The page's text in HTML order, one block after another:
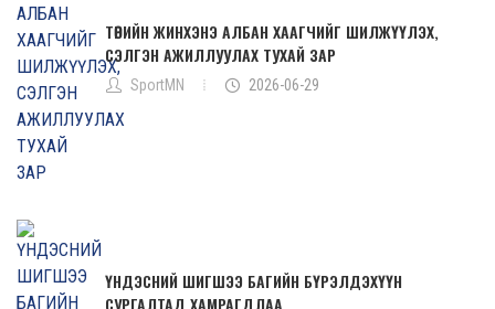
ТӨРИЙН ЖИНХЭНЭ АЛБАН ХААГЧИЙГ ШИЛЖҮҮЛЭХ,
СЭЛГЭН АЖИЛЛУУЛАХ ТУХАЙ ЗАР
SportMN 2026-06-29
ҮНДЭСНИЙ ШИГШЭЭ БАГИЙН БҮРЭЛДЭХҮҮН
СУРГАЛТАД ХАМРАГДЛАА